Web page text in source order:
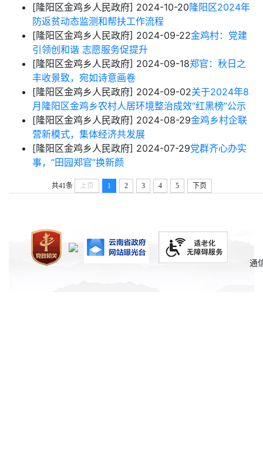
[隆阳区金鸡乡人民政府] 2024-10-20隆阳区2024年
防返贫动态监测和帮扶工作流程
[隆阳区金鸡乡人民政府] 2024-09-22金鸡村：党建
引领创和谐 志愿服务促提升
[隆阳区金鸡乡人民政府] 2024-09-18郑官：秋日之
丰收景致，宛如诗意画卷
[隆阳区金鸡乡人民政府] 2024-09-02关于2024年8
月隆阳区金鸡乡农村人居环境整治成效“红黑榜”公示
[隆阳区金鸡乡人民政府] 2024-08-29金鸡乡村企联
营新模式，集体经济共发展
[隆阳区金鸡乡人民政府] 2024-07-29党群齐心办实
事，“田园郑官”换新颜
共41条 上页 1 2 3 4 5 下页
通